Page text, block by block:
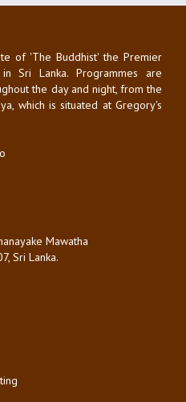
of 'The Buddhist' the Premier
Sri Lanka. Programmes are
the day and night, from the
which is situated at Gregory's
Mawatha
Sri Lanka.